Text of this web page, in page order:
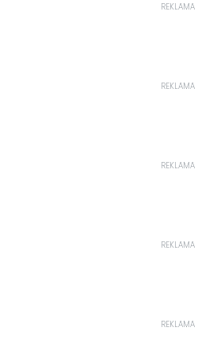
REKLAMA
REKLAMA
REKLAMA
REKLAMA
REKLAMA